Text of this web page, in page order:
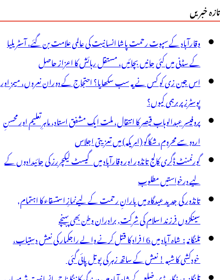
نوجوان
سیاح
موت
تازہ خبریں
وقارآباد کے سپوت رحمت پاشا انسانیت کی عالمی علامت بن گئے، آسٹریلیا
کے سڈنی میں کئی جانیں بچائیں، مستقل رہائش کا اعزاز حاصل
اس جین زی کو کس نے یہ سب سکھایا؟ احتجاج کے دوران نعروں، میمز اور
پوسٹرز پر برہمی کیوں؟
پروفیسر عبدالوہاب قیصر کا انتقال، ملت ایک مشفق استاد، ماہرِتعلیم اور محسنِ
اردو سے محروم، شکاگو (امریکہ) میں تعزیتی اجلاس
گورنمنٹ ڈگری کالج تانڈور اور وقارآباد میں گیسٹ لیکچررز کی جائیدادوں کے
لیے درخواستیں مطلوب
تانڈور کی جدید عیدگاہ میں بارانِ رحمت کے لیےنمازِ استسقاء کا اہتمام,
سینکڑوں فرزند اسلام کی شرکت, برادران وطن بھی پہنچے
تلنگانہ : شاہ آباد میں 6 ا فراد کا قتل کرنے والے راجکمار کی نعش دستیاب،
خودکشی کا شبہ ! نعش کے ساتھ زہر کی بوتل پائی گئی